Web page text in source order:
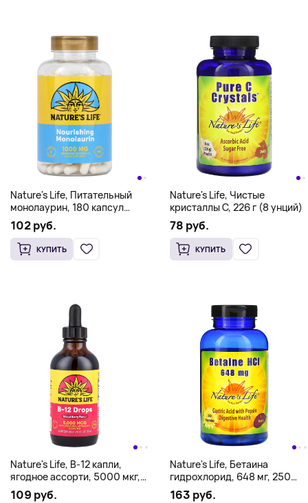
Nature's Life, Питательный
монолаурин, 180 капсул
(500 мг на капсулу)
102 руб.
КУПИТЬ
Nature's Life, Чистые
кристаллы C, 226 г (8 унций)
78 руб.
КУПИТЬ
Nature's Life, B-12 капли,
ягодное ассорти, 5000 мкг,
120 мл (4 жидк. унц.)
109 руб.
Nature's Life, Бетаина
гидрохлорид, 648 мг, 250
капсул
163 руб.